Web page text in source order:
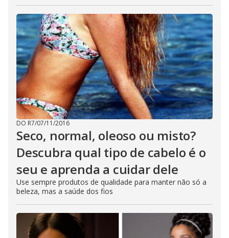
DO R7/07/11/2016
Seco, normal, oleoso ou misto?
Descubra qual tipo de cabelo é o
seu e aprenda a cuidar dele
Use sempre produtos de qualidade para manter não só a
beleza, mas a saúde dos fios